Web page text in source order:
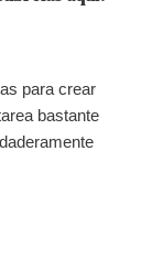
para crear
bastante